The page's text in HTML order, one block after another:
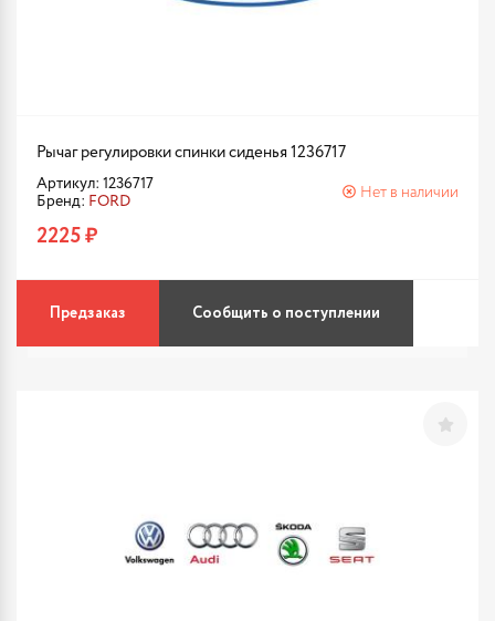
Рычаг регулировки спинки сиденья 1236717
Артикул: 1236717
Бренд: FORD
Нет в наличии
2225 ₽
Предзаказ Сообщить о поступлении